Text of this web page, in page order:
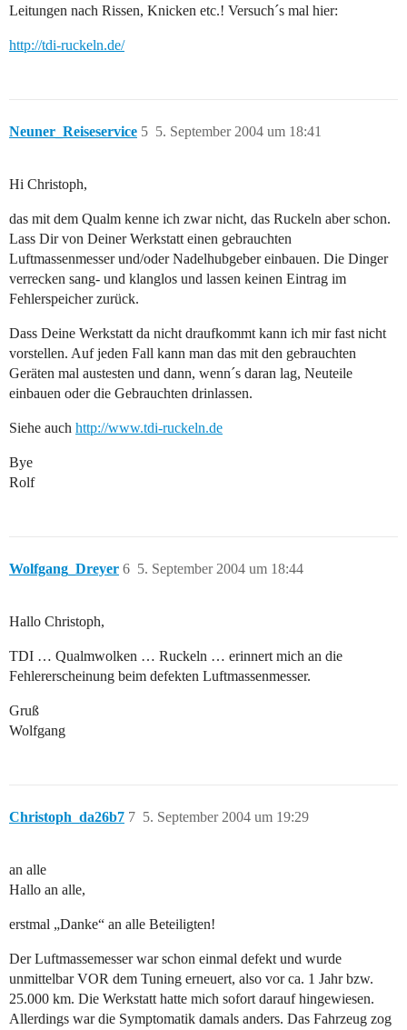
Leitungen nach Rissen, Knicken etc.! Versuch´s mal hier:
http://tdi-ruckeln.de/
Neuner_Reiseservice 5. September 2004 um 18:41
5
Hi Christoph,
das mit dem Qualm kenne ich zwar nicht, das Ruckeln aber schon.
Lass Dir von Deiner Werkstatt einen gebrauchten
Luftmassenmesser und/oder Nadelhubgeber einbauen. Die Dinger
verrecken sang- und klanglos und lassen keinen Eintrag im
Fehlerspeicher zurück.
Dass Deine Werkstatt da nicht draufkommt kann ich mir fast nicht
vorstellen. Auf jeden Fall kann man das mit den gebrauchten
Geräten mal austesten und dann, wenn´s daran lag, Neuteile
einbauen oder die Gebrauchten drinlassen.
Siehe auch http://www.tdi-ruckeln.de
Bye
Rolf
Wolfgang_Dreyer 5. September 2004 um 18:44
6
Hallo Christoph,
TDI … Qualmwolken … Ruckeln … erinnert mich an die
Fehlererscheinung beim defekten Luftmassenmesser.
Gruß
Wolfgang
Christoph_da26b7 5. September 2004 um 19:29
7
an alle
Hallo an alle,
erstmal „Danke“ an alle Beteiligten!
Der Luftmassemesser war schon einmal defekt und wurde
unmittelbar VOR dem Tuning erneuert, also vor ca. 1 Jahr bzw.
25.000 km. Die Werkstatt hatte mich sofort darauf hingewiesen.
Allerdings war die Symptomatik damals anders. Das Fahrzeug zog